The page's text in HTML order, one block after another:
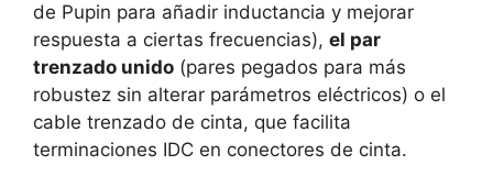
de Pupin para añadir inductancia y mejorar
respuesta a ciertas frecuencias), el par
trenzado unido (pares pegados para más
robustez sin alterar parámetros eléctricos) o el
cable trenzado de cinta, que facilita
terminaciones IDC en conectores de cinta.